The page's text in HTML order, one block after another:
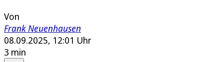
Von
Frank Neuenhausen
08.09.2025, 12:01 Uhr
3 min